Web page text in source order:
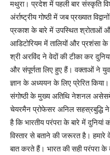
मथुरा। प्रदेश में पहली बार संस्कृति
अंर्राष्ट्रीय गोष्ठी में जब प्रख्यात
प्रकाश के बारे में उपस्थित श्रोताओं और
आडिटोरियम में तालियों और प्रशंसा
श्री अरविंद ने वेदों की टीका कर
और संपूर्णता लिए हुए हैं। वक्ताओं ने युवा
ज्ञान के अध्ययन के लिए प्रेरित किया।
संगोष्ठी के मुख्य अतिथि नेशनल
चेयरमैन प्रोफेसर अनिल सहस्रबुद्धि
है कि भारतीय परंपरा के बारे में दुनियां
विस्तार से बताने की जरूरत है।
बात करते हैं। भारत की सही परंपरा